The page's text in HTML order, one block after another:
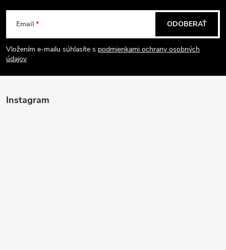
Z
á
p
ä
Email
Vložením e-mailu súhlasíte s podmienkami ochrany osobných
údajov
ODOBERAŤ
Instagram